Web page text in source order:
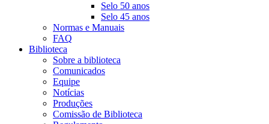
Selo 50 anos
Selo 45 anos
Normas e Manuais
FAQ
Biblioteca
Sobre a biblioteca
Comunicados
Equipe
Notícias
Produções
Comissão de Biblioteca